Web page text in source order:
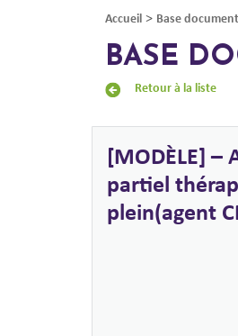
Accueil > Base
BASE
Retour à la liste
[MODÈLE] –
partiel
plein(agent